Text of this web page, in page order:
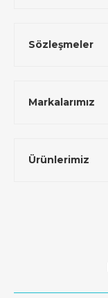
Sözleşmeler
Markalarımız
Ürünlerimiz